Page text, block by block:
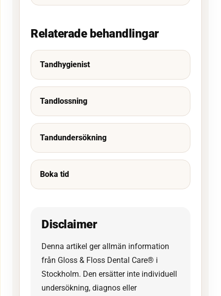
Relaterade behandlingar
Tandhygienist
Tandlossning
Tandundersökning
Boka tid
Disclaimer
Denna artikel ger allmän information
från Gloss & Floss Dental Care® i
Stockholm. Den ersätter inte individuell
undersökning, diagnos eller